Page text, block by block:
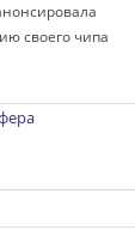
своего чипа